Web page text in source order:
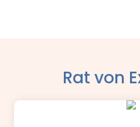
Rat von